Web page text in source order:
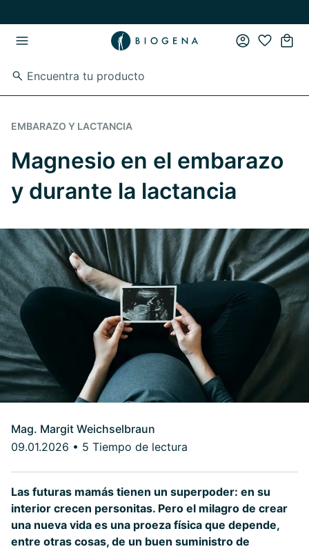
EMBARAZO Y LACTANCIA
Magnesio en el embarazo
y durante la lactancia
Mag. Margit Weichselbraun
09.01.2026 • 5 Tiempo de lectura
Las futuras mamás tienen un superpoder: en su
interior crecen personitas. Pero el milagro de crear
una nueva vida es una proeza física que depende,
entre otras cosas, de un buen suministro de